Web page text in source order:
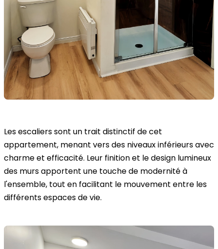
Les escaliers sont un trait distinctif de cet
appartement, menant vers des niveaux inférieurs avec
charme et efficacité. Leur finition et le design lumineux
des murs apportent une touche de modernité à
l'ensemble, tout en facilitant le mouvement entre les
différents espaces de vie.